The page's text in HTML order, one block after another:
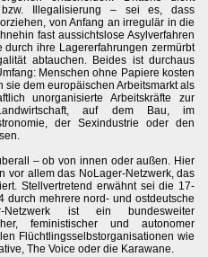
bzw. Illegalisierung – sei es, dass
von Anfang an irregulär in die
fast aussichtslose Asylverfahren
ihre Lagererfahrungen zermürbt
abtauchen. Beides ist durchaus
Menschen ohne Papiere kosten
sie dem europäischen Arbeitsmarkt als
unorganisierte Arbeitskräfte zur
auf dem Bau, im
der Sexindustrie oder den
– ob von innen oder außen. Hier
vor allem das NoLager-Netzwerk, das
Stellvertretend erwähnt sei die 17-
durch mehrere nord- und ostdeutsche
Netzwerk ist ein bundesweiter
feministischer und autonomer
Flüchtlingsselbstorganisationen wie
The Voice oder die Karawane.